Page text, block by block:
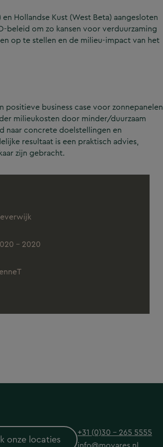
Hollandse Kust (West Beta) aangesloten
beleid om zo kansen voor verduurzaming
op te stellen en de milieu-impact van het
business case voor zonnepanelen
milieukosten door minder/duurzaam
naar concrete doelstellingen en
resultaat is een praktisch advies,
zijn gebracht.
- 2020
onze locaties
+31 (0)30 - 265 5555